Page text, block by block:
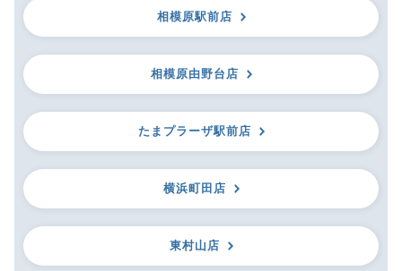
相模原駅前店
相模原由野台店
たまプラーザ駅前店
横浜町田店
東村山店